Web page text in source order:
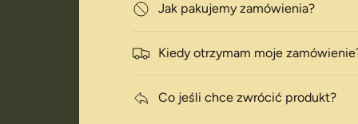
Jak pakujemy zamówienia?
Kiedy otrzymam moje
Co jeśli chce zwrócić produkt?